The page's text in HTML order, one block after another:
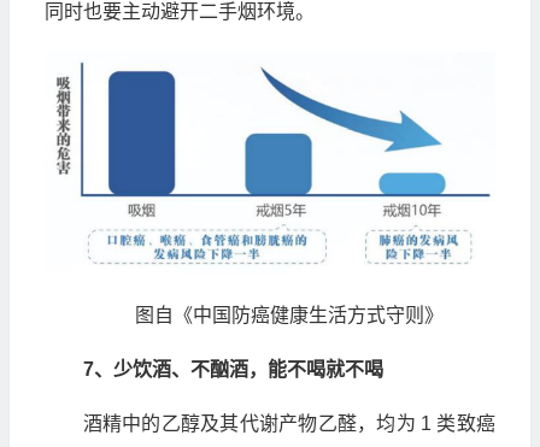
同时也要主动避开二手烟环境。
图自《中国防癌健康生活方式守则》
7、少饮酒、不酗酒，能不喝就不喝
酒精中的乙醇及其代谢产物乙醛，均为 1 类致癌